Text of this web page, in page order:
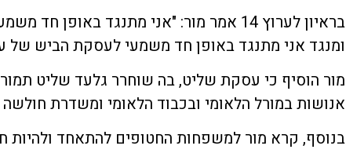
בראיון לערוץ 14 אמר מור: "אני מתנגד באופן
ומנגד אני מתנגד באופן חד משמעי לעסקת הביש של
מור הוסיף כי עסקת שליט, בה שוחרר גלעד שליט
אנושות במורל הלאומי ובכבוד הלאומי ומשדרת
בנוסף, קרא מור למשפחות החטופים להתאחד ולהיות